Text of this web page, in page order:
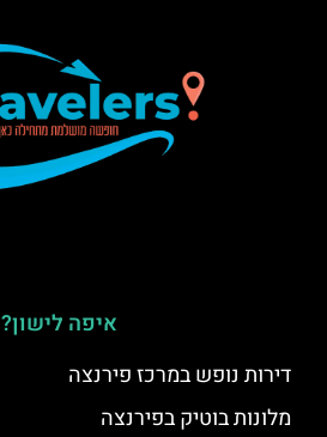
איפה לישון?
דירות נופש במרכז פירנצה
מלונות בוטיק בפירנצה